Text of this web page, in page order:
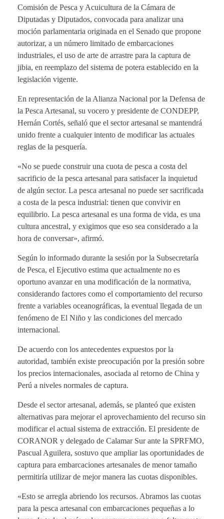
Comisión de Pesca y Acuicultura de la Cámara de
Diputadas y Diputados, convocada para analizar una
moción parlamentaria originada en el Senado que propone
autorizar, a un número limitado de embarcaciones
industriales, el uso de arte de arrastre para la captura de
jibia, en reemplazo del sistema de potera establecido en la
legislación vigente.
En representación de la Alianza Nacional por la Defensa de
la Pesca Artesanal, su vocero y presidente de CONDEPP,
Hernán Cortés, señaló que el sector artesanal se mantendrá
unido frente a cualquier intento de modificar las actuales
reglas de la pesquería.
«No se puede construir una cuota de pesca a costa del
sacrificio de la pesca artesanal para satisfacer la inquietud
de algún sector. La pesca artesanal no puede ser sacrificada
a costa de la pesca industrial: tienen que convivir en
equilibrio. La pesca artesanal es una forma de vida, es una
cultura ancestral, y exigimos que eso sea considerado a la
hora de conversar», afirmó.
Según lo informado durante la sesión por la Subsecretaría
de Pesca, el Ejecutivo estima que actualmente no es
oportuno avanzar en una modificación de la normativa,
considerando factores como el comportamiento del recurso
frente a variables oceanográficas, la eventual llegada de un
fenómeno de El Niño y las condiciones del mercado
internacional.
De acuerdo con los antecedentes expuestos por la
autoridad, también existe preocupación por la presión sobre
los precios internacionales, asociada al retorno de China y
Perú a niveles normales de captura.
Desde el sector artesanal, además, se planteó que existen
alternativas para mejorar el aprovechamiento del recurso sin
modificar el actual sistema de extracción. El presidente de
CORANOR y delegado de Calamar Sur ante la SPRFMO,
Pascual Aguilera, sostuvo que ampliar las oportunidades de
captura para embarcaciones artesanales de menor tamaño
permitiría utilizar de mejor manera las cuotas disponibles.
«Esto se arregla abriendo los recursos. Abramos las cuotas
para la pesca artesanal con embarcaciones pequeñas a lo